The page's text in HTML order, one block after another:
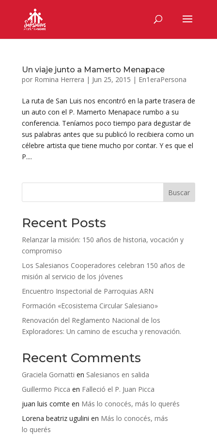
Un viaje junto a Mamerto Menapace
por Romina Herrera | Jun 25, 2015 | En1eraPersona
La ruta de San Luis nos encontró en la parte trasera de
un auto con el P. Mamerto Menapace rumbo a su
conferencia. Teníamos poco tiempo para degustar de
sus palabras antes que su publicó lo recibiera como un
célebre artista que tiene mucho por contar. Y es que el
P....
Buscar
Recent Posts
Relanzar la misión: 150 años de historia, vocación y
compromiso
Los Salesianos Cooperadores celebran 150 años de
misión al servicio de los jóvenes
Encuentro Inspectorial de Parroquias ARN
Formación «Ecosistema Circular Salesiano»
Renovación del Reglamento Nacional de los
Exploradores: Un camino de escucha y renovación.
Recent Comments
Graciela Gornatti en Salesianos en salida
Guillermo Picca en Falleció el P. Juan Picca
juan luis comte en Más lo conocés, más lo querés
Lorena beatriz ugulini en Más lo conocés, más
lo querés